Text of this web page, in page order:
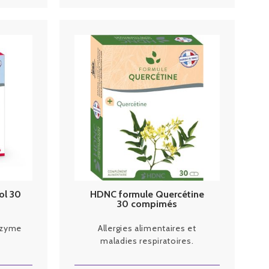
30
HDNC formule Quercétine
30 compimés
Allergies alimentaires et
maladies respiratoires.